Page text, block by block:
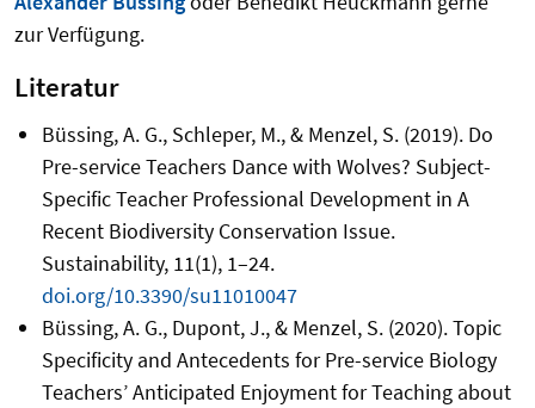
zur Verfügung.
Literatur
Büssing, A. G., Schleper, M., & Menzel, S. (2019). Do
Pre-service Teachers Dance with Wolves? Subject-
Specific Teacher Professional Development in A
Recent Biodiversity Conservation Issue.
Sustainability, 11(1), 1–24.
doi.org/10.3390/su11010047
Büssing, A. G., Dupont, J., & Menzel, S. (2020). Topic
Specificity and Antecedents for Pre-service Biology
Teachers’ Anticipated Enjoyment for Teaching about